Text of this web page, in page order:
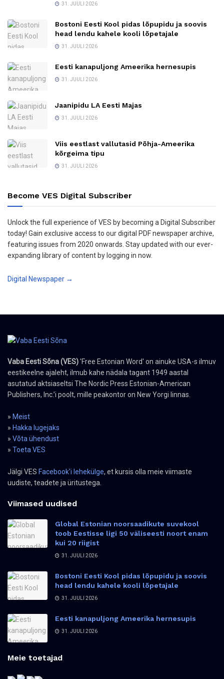
31. JUULI 2026
Bostoni Eesti Kool pidas lõpupidu ja soovis
head lendu kahele kooli lõpetajale
31. JUULI 2026
Eesti kanapuljong Ameerika hernesupis
31. JUULI 2026
Jaanipidu LA Eesti Majas
31. JUULI 2026
Viis eestlast vallutasid Põhja-Ameerika
kõrgeima tipu
31. JUULI 2026
Become VES Digital Subscriber
Unlock the full experience of VES by becoming a Digital Subscriber
today! Gain exclusive access to our digital PDF newspaper archive,
featuring issues from 2020 onwards. Stay updated with our ever-
expanding library of content by logging in now.
Digital Newspaper →
Vaba Eesti Sõna (VES)'Free Estonian Word' on ainuke USA-s ilmuv
eestikeelne ajaleht, ilmub kahe nädala tagant 1949 aastal
asutatud aktsiaseltsi The Nordic Press Estonian-American
Publishers, Inc.’i poolt, mille peakontor on New Yorgi linnas.
» Meist
» Hakka lugejaks
» Võta ühendust
» Toeta VES
Jälgi VES Facebook'i lehekülge, et kursis olla meie viimaste
uudiste, teadete ja üritustega.
Viimased uudised
Global Estonian noorsaadikute suvekool
toob Eestisse ligi 50 väliseesti noort enam
kui 20 riigist
31. JUULI 2026
Bostoni Eesti Kool pidas lõpupidu ja soovis
head lendu kahele kooli lõpetajale
31. JUULI 2026
Eesti kanapuljong Ameerika hernesupis
31. JUULI 2026
Meie toetajad